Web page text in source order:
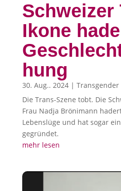
Schweizer
Ikone
hung
30. Aug.. 2024| Transgender
Die Trans-Szene tobt. Die
Frau Nadja Brönimann
Lebenslüge und hat sogar
gegründet.
mehr lesen